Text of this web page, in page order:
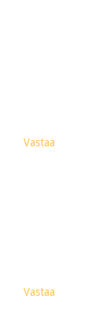
Vastaa
Vastaa